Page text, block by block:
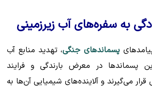
به سفره‌های آب زیرزمینی
پسماندهای جنگی، تهدید منابع آب
پسماندها در معرض بارندگی و فرایند
می‌گیرند و آلاینده‌های شیمیایی آن‌ها به